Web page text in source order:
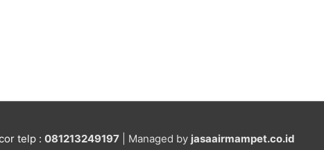
telp : 081213249197| Managed by jasaairmampet.co.id